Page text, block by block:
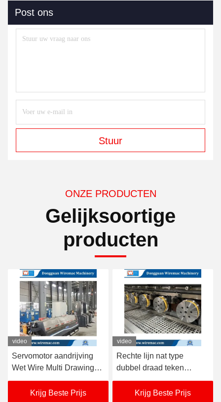
Post ons
Stuur
ONZE PRODUCTEN
Gelijksoortige
producten
video
Rechte lijn nat type
dubbel draad teken
machine met online
annealerKrijg Beste Prijs
video
In-line type dubbel draad
trekmachine met 2
spoelers voor
koper/aluminium
Krijg Beste Prijs